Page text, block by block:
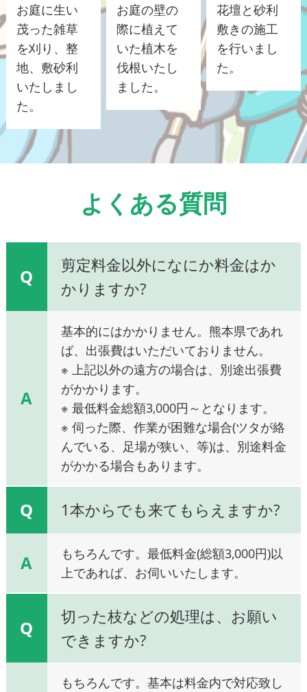
お庭に生い
茂った雑草
を刈り、整
地、敷砂利
いたしまし
た。
お庭の壁の
際に植えて
いた植木を
伐根いたし
ました。
花壇と砂利
敷きの施工
を行いまし
た。
よくある質問
Q
剪定料金以外になにか料金はか
かりますか?
A
基本的にはかかりません。熊本県であれ
ば、出張費はいただいておりません。
※ 上記以外の遠方の場合は、別途出張費
がかかります。
※ 最低料金総額3,000円～となります。
※ 伺った際、作業が困難な場合(ツタが絡
んでいる、足場が狭い、等)は、別途料金
がかかる場合もあります。
Q 1本からでも来てもらえますか?
A
もちろんです。最低料金(総額3,000円)以
上であれば、お伺いいたします。
Q
切った枝などの処理は、お願い
できますか?
もちろんです。基本は料金内で対応致し